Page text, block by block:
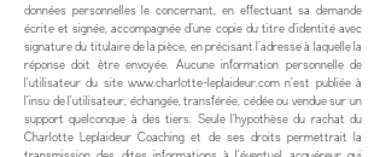
données personnelles le concernant, en effectuant sa demande
écrite et signée, accompagnée d’une copie du titre d’identité avec
signature du titulaire de la pièce, en précisant l’adresse à laquelle la
réponse doit être envoyée. Aucune information personnelle de
l'utilisateur du site www.charlotte-leplaideur.com n'est publiée à
l'insu de l'utilisateur, échangée, transférée, cédée ou vendue sur un
support quelconque à des tiers. Seule l'hypothèse du rachat du
Charlotte Leplaideur Coaching et de ses droits permettrait la